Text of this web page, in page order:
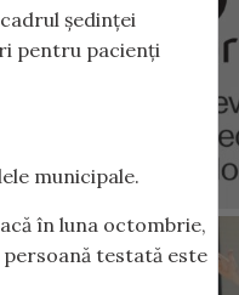
ședinței
pentru pacienți
municipale.
în luna octombrie,
testată este